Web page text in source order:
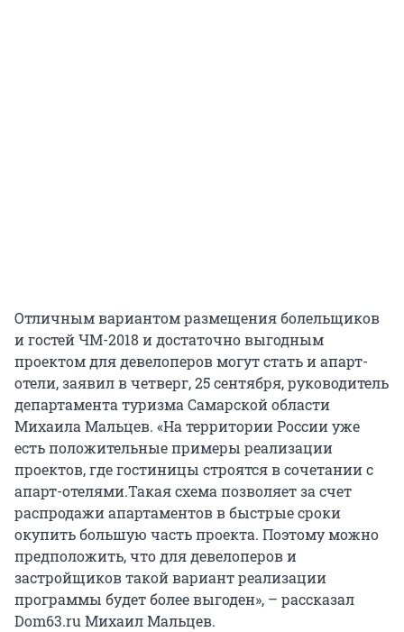
Отличным вариантом размещения болельщиков
и гостей ЧМ-2018 и достаточно выгодным
проектом для девелоперов могут стать и апарт-
отели, заявил в четверг, 25 сентября, руководитель
департамента туризма Самарской области
Михаила Мальцев. «На территории России уже
есть положительные примеры реализации
проектов, где гостиницы строятся в сочетании с
апарт-отелями.Такая схема позволяет за счет
распродажи апартаментов в быстрые сроки
окупить большую часть проекта. Поэтому можно
предположить, что для девелоперов и
застройщиков такой вариант реализации
программы будет более выгоден», – рассказал
Dom63.ru Михаил Мальцев.